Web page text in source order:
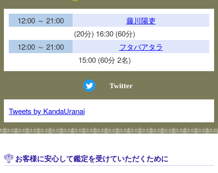
12:00 ～ 21:00
藤川陽吏
(20分) 16:30 (60分)
12:00 ～ 21:00
フタバアタラ
15:00 (60分 2名)
Twitter
Tweets by KandaUranai
お客様に安心して鑑定を受けていただくために